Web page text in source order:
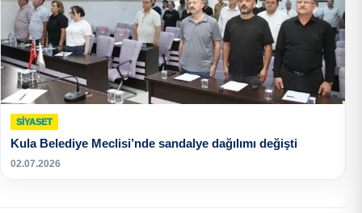
SIYASET
Kula Belediye Meclisi’nde sandalye dağılımı değişti
02.07.2026